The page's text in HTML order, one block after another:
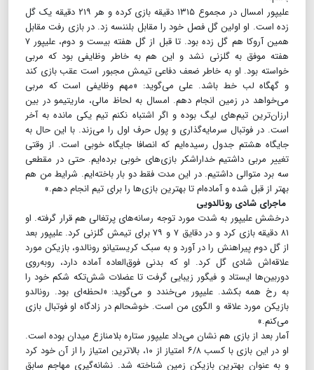
علیپور امسال در مجموع ۱۳۱۵ دقیقه بازی کرده و هر ۲۱۹ دقیقه یک گل
زده است. او اولین گل فصل خود را مقابل بلننسه زد. در بازی رفت مقابل
همین آروکا هم گل زده بود. تا قبل از گل هفته بیست و دوم، علیپور ۷
هفته موفق به گلزنی نشد و این هم به خاطر وظایفی بود که مربی
خواسته بود. او به خاطر ضعف دفاعی تیمش مجبور است عقب بازی کند
و گهگاه لب خط باشد. علی می‌گوید: «مهم وظایفی است که مربی
می‌خواهد در زمین انجام دهم. امسال به لحاظ مالی، ماریتیمو در بین
ارزان‌ترین تیم‌های لیگ بوده و اگر اشتباه نکنم تیم یکی مانده به آخر
است. در فوتبال سرمایه‌گذاری و پول حرف اول را می‌زند. با این حال به
جایگاه هشتم جدول رسیده‌ایم که انصافا جایگاه خوبی است. از وقتی
تغییر مربی داشتیم خداراشکر بازی‌های خوبی برده‌ایم. حتی در مقطعی
سه برد متوالی داشتیم. در این مدت فقط دو بار باخته‌ایم. شرایط من هم
بهتر از قبل شده و آماده‌ام تا بهترین بازی‌ها را برای تیم انجام دهم.»
ماجرای شادی رونالدویی
درخشش علیپور به شدت مورد توجه رسانه‌های پرتغالی هم قرار گرفته. او
۸۱ دقیقه بازی کرد و در دقایق ۷ و ۷۹ برای تیمش گلزنی کرد. علیپور بعد
از گل دوم پیراهنش را در آورد و به سبک کریستیانو رونالدو، بازیکن مورد
علاقه‌اش شادی گل کرد. او که بدنی فوق‌العاده آماده دارد، روبه‌روی
دوربین‌ها ایستاد و فیگور زیبایی گرفت تا عضلات شش‌تکه شکم خود را
به رخ همه بکشد. علیپور می‌خندد و می‌گوید: «لحظه‌ای بود. رونالدو
بازیکن مورد علاقه و الگوی من است. خوشحالم در زادگاه او فوتبال بازی
می‌کنم.»
آمار بعد از بازی هم نشان می‌داد علیپور ستاره بلامنازع میدان بوده است.
او در این بازی با کسب ۶/۸ امتیاز از ۱۰، بالاترین امتیاز را از آن خود کرد
و به عنوان بهترین بازیکن زمین شناخته شد. نشانه‌گیری مهاجم سابق